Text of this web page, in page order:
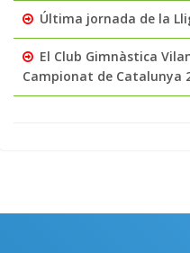
Última jornada de la
El Club Gimnàstica
Campionat de Catalunya